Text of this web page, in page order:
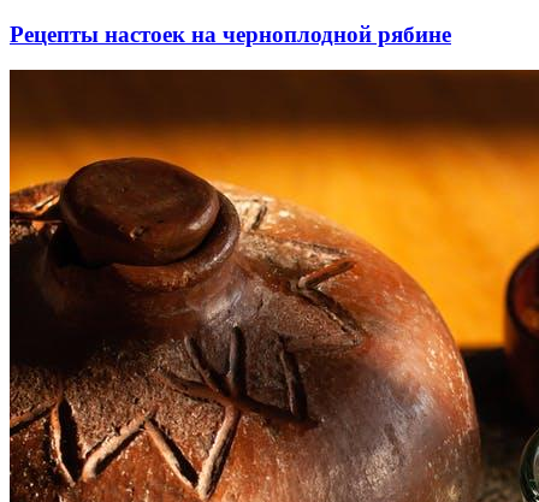
Рецепты настоек на черноплодной рябине